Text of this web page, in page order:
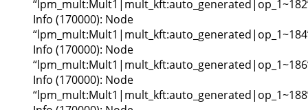
Info (170000): Node
Info (170000): Node
Info (170000): Node